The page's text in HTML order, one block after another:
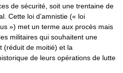
de sécurité, soit une trentaine de
Cette loi d’amnistie (« loi
») met un terme aux procès mais
militaires qui souhaitent une
(réduit de moitié) et la
de leurs opérations de lutte